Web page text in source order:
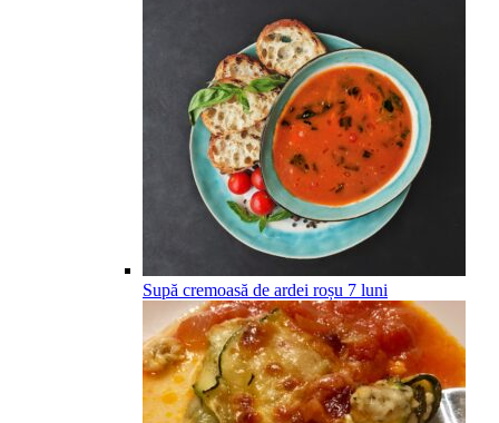
Supă cremoasă de ardei roșu 7 luni